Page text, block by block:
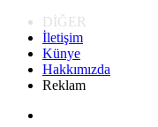
DİĞER
İletişim
Künye
Hakkımızda
Reklam